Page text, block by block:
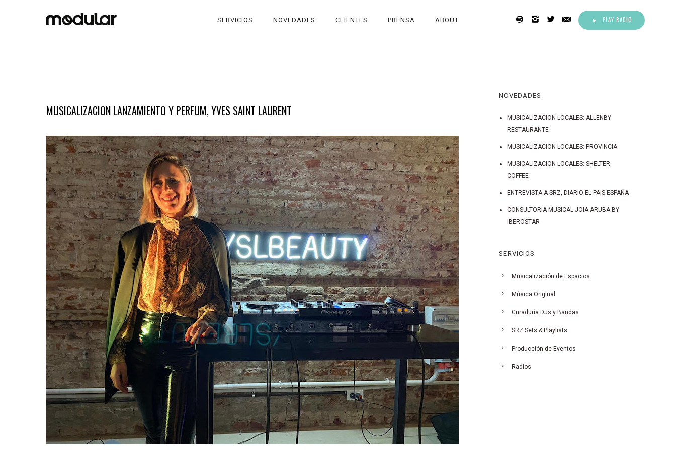
PLAY RADIO
SERVICIOS NOVEDADES CLIENTES PRENSA ABOUT
MUSICALIZACION LANZAMIENTO Y PERFUM, YVES SAINT LAURENT
NOVEDADES
MUSICALIZACION LOCALES: ALLENBY
RESTAURANTE
MUSICALIZACION LOCALES: PROVINCIA
MUSICALIZACION LOCALES: SHELTER
COFFEE
ENTREVISTA A SRZ, DIARIO EL PAIS ESPAÑA
CONSULTORIA MUSICAL JOIA ARUBA BY
IBEROSTAR
SERVICIOS
Musicalización de Espacios
Música Original
Curaduría DJs y Bandas
SRZ Sets & Playlists
Producción de Eventos
Radios